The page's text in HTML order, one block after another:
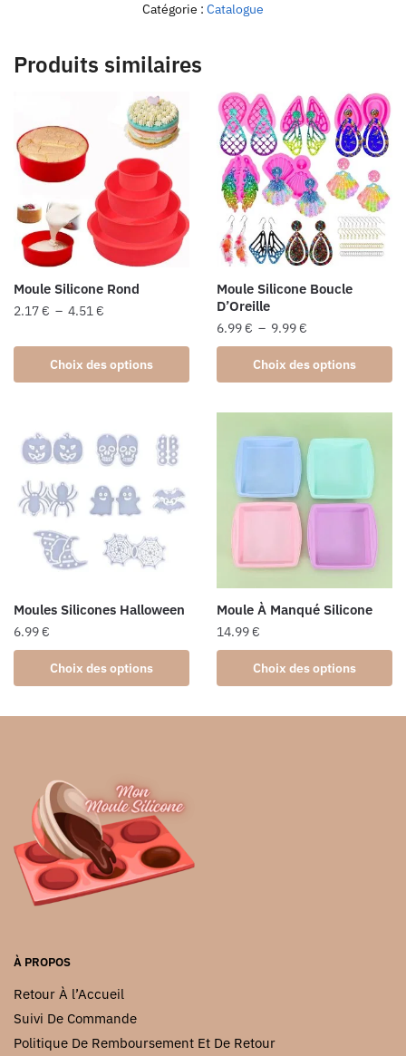
Catégorie : Catalogue
Produits similaires
Moule Silicone Rond
2.17€ – 4.51€
prix :
2.17 €
Choix des options
produit
a
variations.
Les
peuvent
être
choisies
page
du
produit
Moule Silicone Boucle
D’Oreille
6.99€ – 9.99€
de
prix :
6.99 €
Choix des options
produit
variations.
options
peuvent
choisies
page
du
produit
Moules Silicones Halloween
6.99€
Choix des options
produit
options
peuvent
être
choisies
sur
produit
Moule À Manqué Silicone
14.99€
Choix des options
produit
À PROPOS
Retour À l’Accueil
Suivi De Commande
Politique De Remboursement Et De Retour